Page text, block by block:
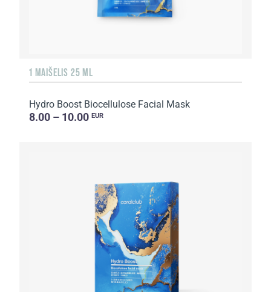
1 MAIŠELIS 25 ML
Hydro Boost Biocellulose Facial Mask
8.00 – 10.00 EUR